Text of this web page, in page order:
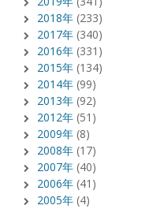
2018年 (233)
2017年 (340)
2016年 (331)
2015年 (134)
2014年 (99)
2013年 (92)
2012年 (51)
2009年 (8)
2008年 (17)
2007年 (40)
2006年 (41)
2005年 (4)